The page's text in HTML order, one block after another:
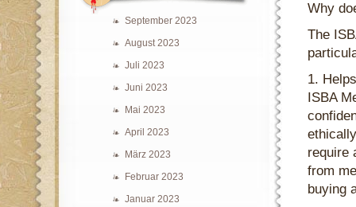
September 2023
August 2023
Juli 2023
Juni 2023
Mai 2023
April 2023
März 2023
Februar 2023
Januar 2023
Why
The
1.
ISBA
require
from
buying